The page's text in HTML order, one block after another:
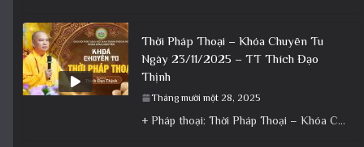
Thời Pháp Thoại – Khóa Chuyên Tu
Ngày 23/11/2025 – TT Thích Đạo
Thịnh
Tháng mười một 28, 2025
+ Pháp thoại: Thời Pháp Thoại – Khóa Chuyên Tu Ngày 23/11/2025 – TT Thích Đạo Thịnh + Album: Pháp